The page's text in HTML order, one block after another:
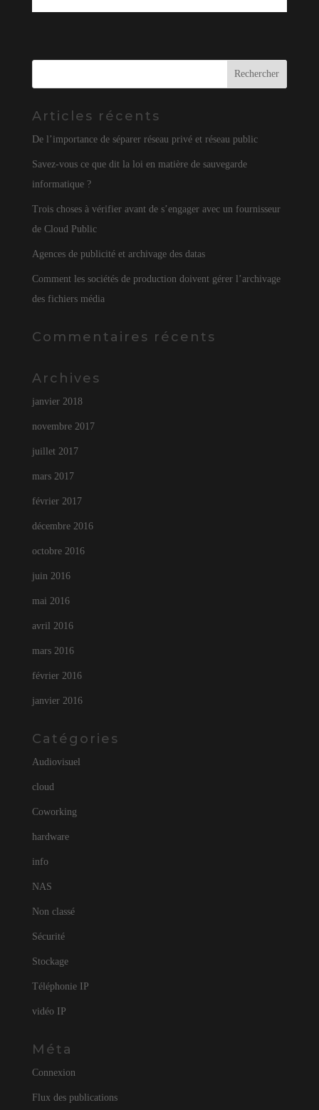
Articles récents
De l’importance de séparer réseau privé et réseau public
Savez-vous ce que dit la loi en matière de sauvegarde
informatique ?
Trois choses à vérifier avant de s’engager avec un fournisseur
de Cloud Public
Agences de publicité et archivage des datas
Comment les sociétés de production doivent gérer l’archivage
des fichiers média
Commentaires récents
Archives
janvier 2018
novembre 2017
juillet 2017
mars 2017
février 2017
décembre 2016
octobre 2016
juin 2016
mai 2016
avril 2016
mars 2016
février 2016
janvier 2016
Catégories
Audiovisuel
cloud
Coworking
hardware
info
NAS
Non classé
Sécurité
Stockage
Téléphonie IP
vidéo IP
Méta
Connexion
Flux des publications